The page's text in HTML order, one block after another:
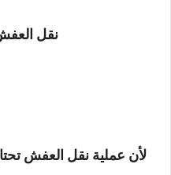
نقل
لأن عملية نقل العفش